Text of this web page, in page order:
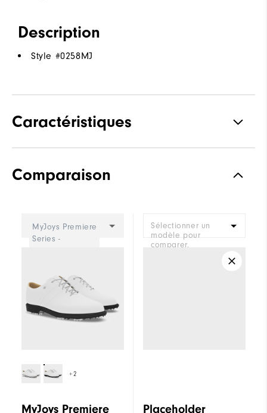
Description
Style #0258MJ
Caractéristiques
Stabilité
Comparaison
MyJoys Premiere
Series -
+2
MyJoys Premiere
Sélectionner un
modèle pour
comparer.
Placeholder